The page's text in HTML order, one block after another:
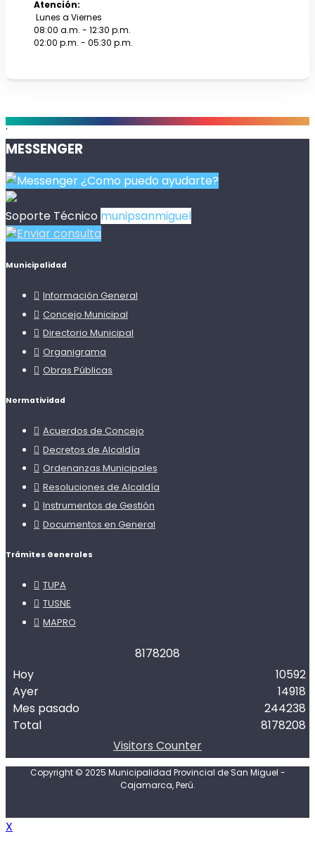
Atención:
Lunes a Viernes
08:00 a.m. - 12:30 p.m.
02:00 p.m. - 05:30 p.m.
.
MESSENGER
¿Como puedo ayudarte?
Soporte Técnico munipsanmiguel
Enviar consulta
Municipalidad
Información General
Concejo Municipal
Directorio Municipal
Organigrama
Obras Públicas
Normatividad
Acuerdos de Concejo
Decretos de Alcaldía
Ordenanzas Municipales
Resoluciones de Alcaldía
Instrumentos de Gestión
Documentos en General
Trámites Generales
TUPA
TUSNE
MAPRO
8178208
Hoy
Ayer
Mes pasado
Total
10592
14918
244238
8178208
Visitors Counter
Copyright © 2025 Municipalidad Provincial de San Miguel -
Cajamarca, Perú.
X